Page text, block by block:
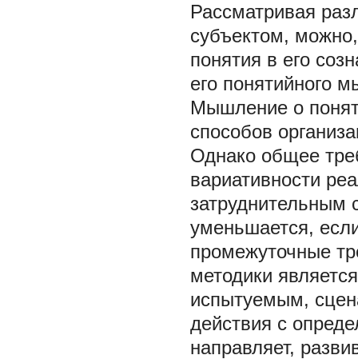
Рассматривая
субъектом,
понятия в его
его понятийного
Мышление о
способов
Однако общее
вариативности
затруднительным
уменьшается,
промежуточные
методики
испытуемым,
действия с
направляет,